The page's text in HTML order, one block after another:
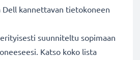
Dell kannettavan tietokoneen
suunniteltu sopimaan
Katso koko lista